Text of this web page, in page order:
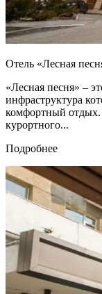
Отель «Лесная
«Лесная песня» –
инфраструктура
комфортный отдых.
курортного...
Подробнее